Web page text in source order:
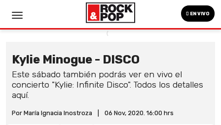
EN VIVO
Kylie Minogue - DISCO
Este sábado también podrás ver en vivo el
concierto "Kylie: Infinite Disco". Todos los detalles
aquí.
Por María Ignacia Inostroza 06 Nov, 2020. 16:00 hrs